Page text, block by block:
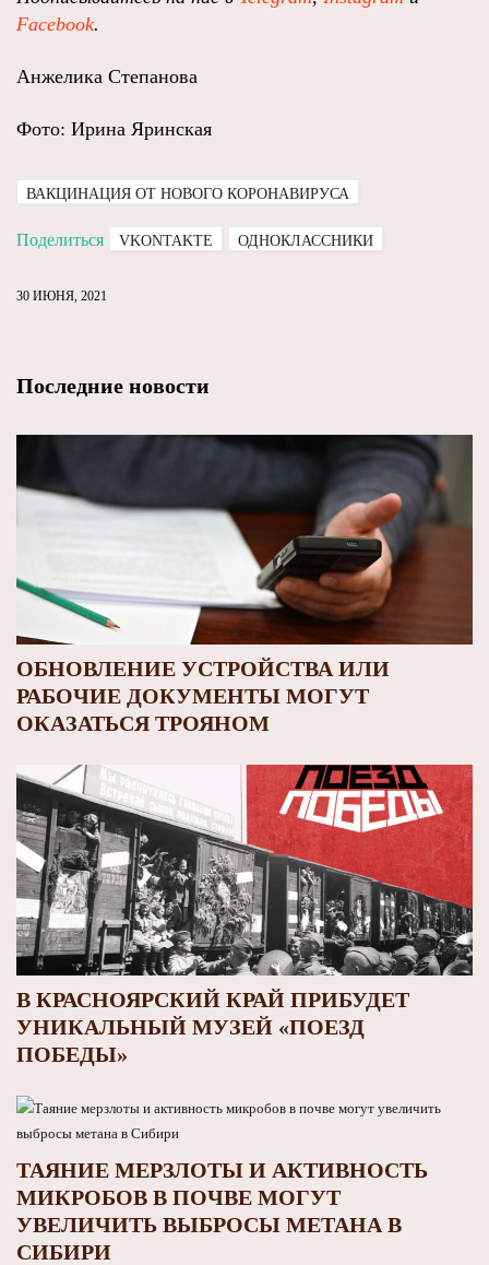
Facebook.
Анжелика Степанова
Фото: Ирина Яринская
ВАКЦИНАЦИЯ ОТ НОВОГО КОРОНАВИРУСА
Поделиться VKONTAKTE ОДНОКЛАССНИКИ
30 ИЮНЯ, 2021
Последние новости
ОБНОВЛЕНИЕ УСТРОЙСТВА ИЛИ
РАБОЧИЕ ДОКУМЕНТЫ МОГУТ
ОКАЗАТЬСЯ ТРОЯНОМ
В КРАСНОЯРСКИЙ КРАЙ ПРИБУДЕТ
УНИКАЛЬНЫЙ МУЗЕЙ «ПОЕЗД
ПОБЕДЫ»
ТАЯНИЕ МЕРЗЛОТЫ И АКТИВНОСТЬ
МИКРОБОВ В ПОЧВЕ МОГУТ
УВЕЛИЧИТЬ ВЫБРОСЫ МЕТАНА В
СИБИРИ